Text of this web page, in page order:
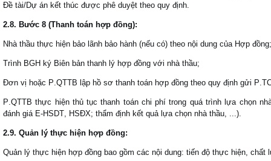
Đề tài/Dự án kết thúc được phê duyệt theo quy định.
2.8. Bước 8 (Thanh toán hợp đồng):
Nhà thầu thực hiện bảo l ãnh bảo hành (nếu có) theo nội dung của Hợp đồng;
Trình BGH ký Biên bản thanh l ý hợp đồng với nhà thầu;
Đơn vị hoặc P.QTTB lập hồ sơ thanh toán hợp đồng theo quy định gửi P.
P.QTTB thực hiện thủ tục thanh toán chi phítrong quátrình lựa chọn nh
đánh giá E-HSDT, HSĐX; thẩm định kết quả lựa chọn nhà thầu, ...).
2.9. Quản lý thực hiện hợp đồng:
Quản lý thực hiện hợp đồng bao gồm các nội dung: tiến độ thực hiện,